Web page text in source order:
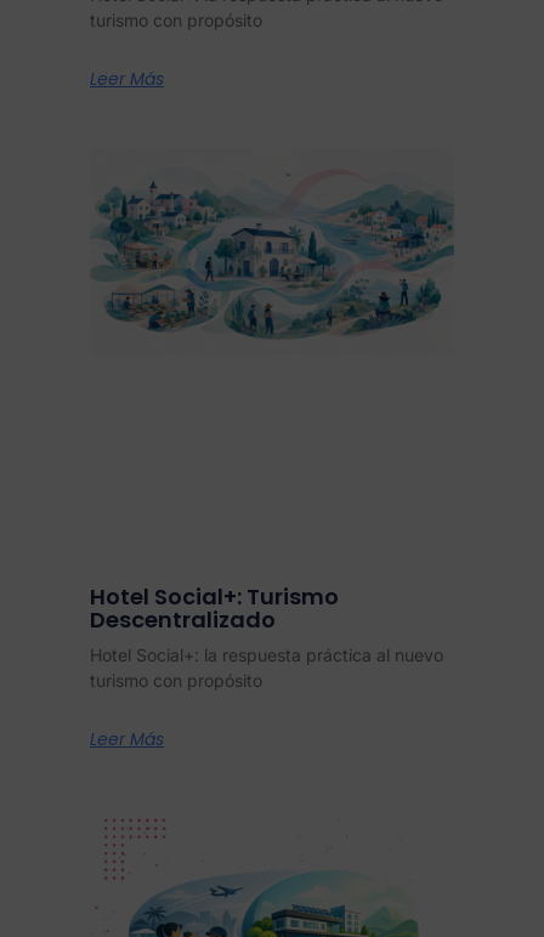
turismo con propósito
Leer Más
Hotel Social+: Turismo
Descentralizado
Hotel Social+: la respuesta práctica al nuevo
turismo con propósito
Leer Más